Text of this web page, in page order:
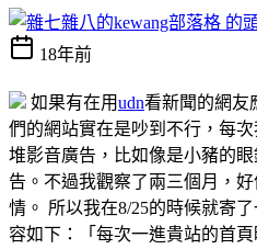
18年前
如果有在用udn看新聞的網友
們的網站實在是吵到不行，每
堆影音廣告，比如像是小豬的
告。不過我觀察了兩三個月，
情。 所以我在8/25的時候就寄
容如下：「每次一進貴站的首